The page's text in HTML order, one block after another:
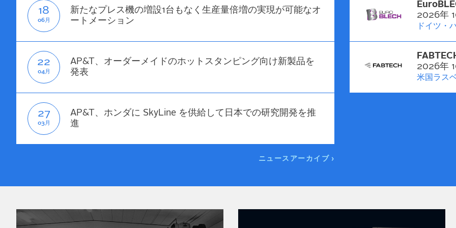
18
06月
新たなプレス機の増設1台もなく生産量倍増の実現が可能なオ
ートメーション
22
04月
AP&T、オーダーメイドのホットスタンピング向け新製品を
発表
27
03月
AP&T、ホンダに SkyLine を供給して日本での研究開発を推
進
ニュースアーカイブ
2026年
ドイツ・
2026年
米国ラス